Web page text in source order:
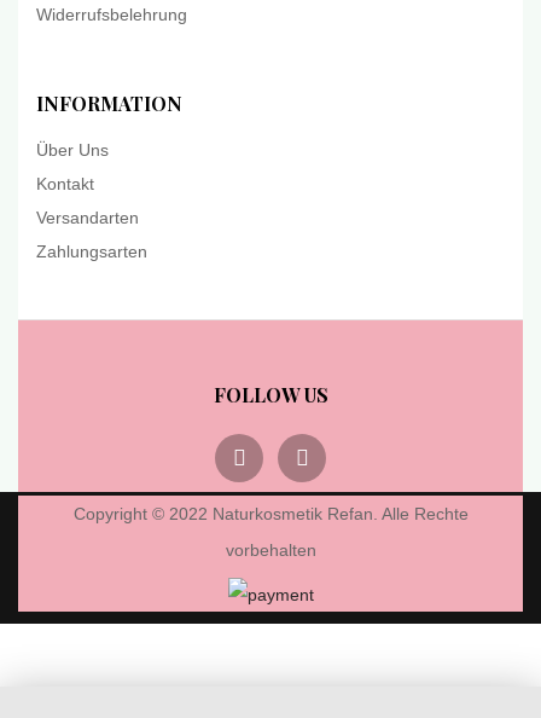
Widerrufsbelehrung
INFORMATION
Über Uns
Kontakt
Versandarten
Zahlungsarten
FOLLOW US
Copyright © 2022 Naturkosmetik Refan. Alle Rechte
vorbehalten